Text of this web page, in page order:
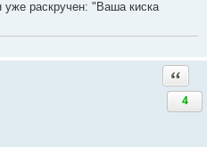
раскручен: "Ваша киска
4